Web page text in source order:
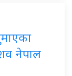
शव नेपाल